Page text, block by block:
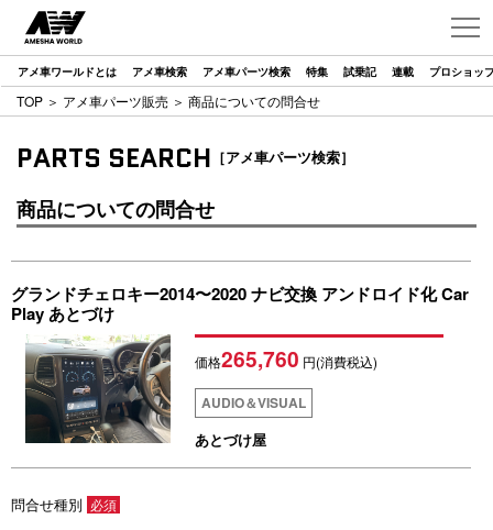
アメ車ワールドとは アメ車検索 アメ車パーツ検索 特集 試乗記 連載 プロショッ
TOP ＞ アメ車パーツ販売 ＞ 商品についての問合せ
PARTS SEARCH ［アメ車パーツ検索］
商品についての問合せ
グランドチェロキー2014〜2020 ナビ交換 アンドロイド化 Car
Play あとづけ
価格265,760 円(消費税込)
AUDIO＆VISUAL
あとづけ屋
問合せ種別 必須